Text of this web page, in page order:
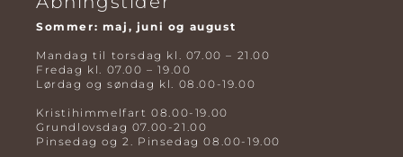
Sommer: maj, juni og august
Mandag til torsdag kl. 07.00 – 21.00
Fredag kl. 07.00 – 19.00
Lørdag og søndag kl. 08.00-19.00
Kristihimmelfart 08.00-19.00
Grundlovsdag 07.00-21.00
Pinsedag og 2. Pinsedag 08.00-19.00